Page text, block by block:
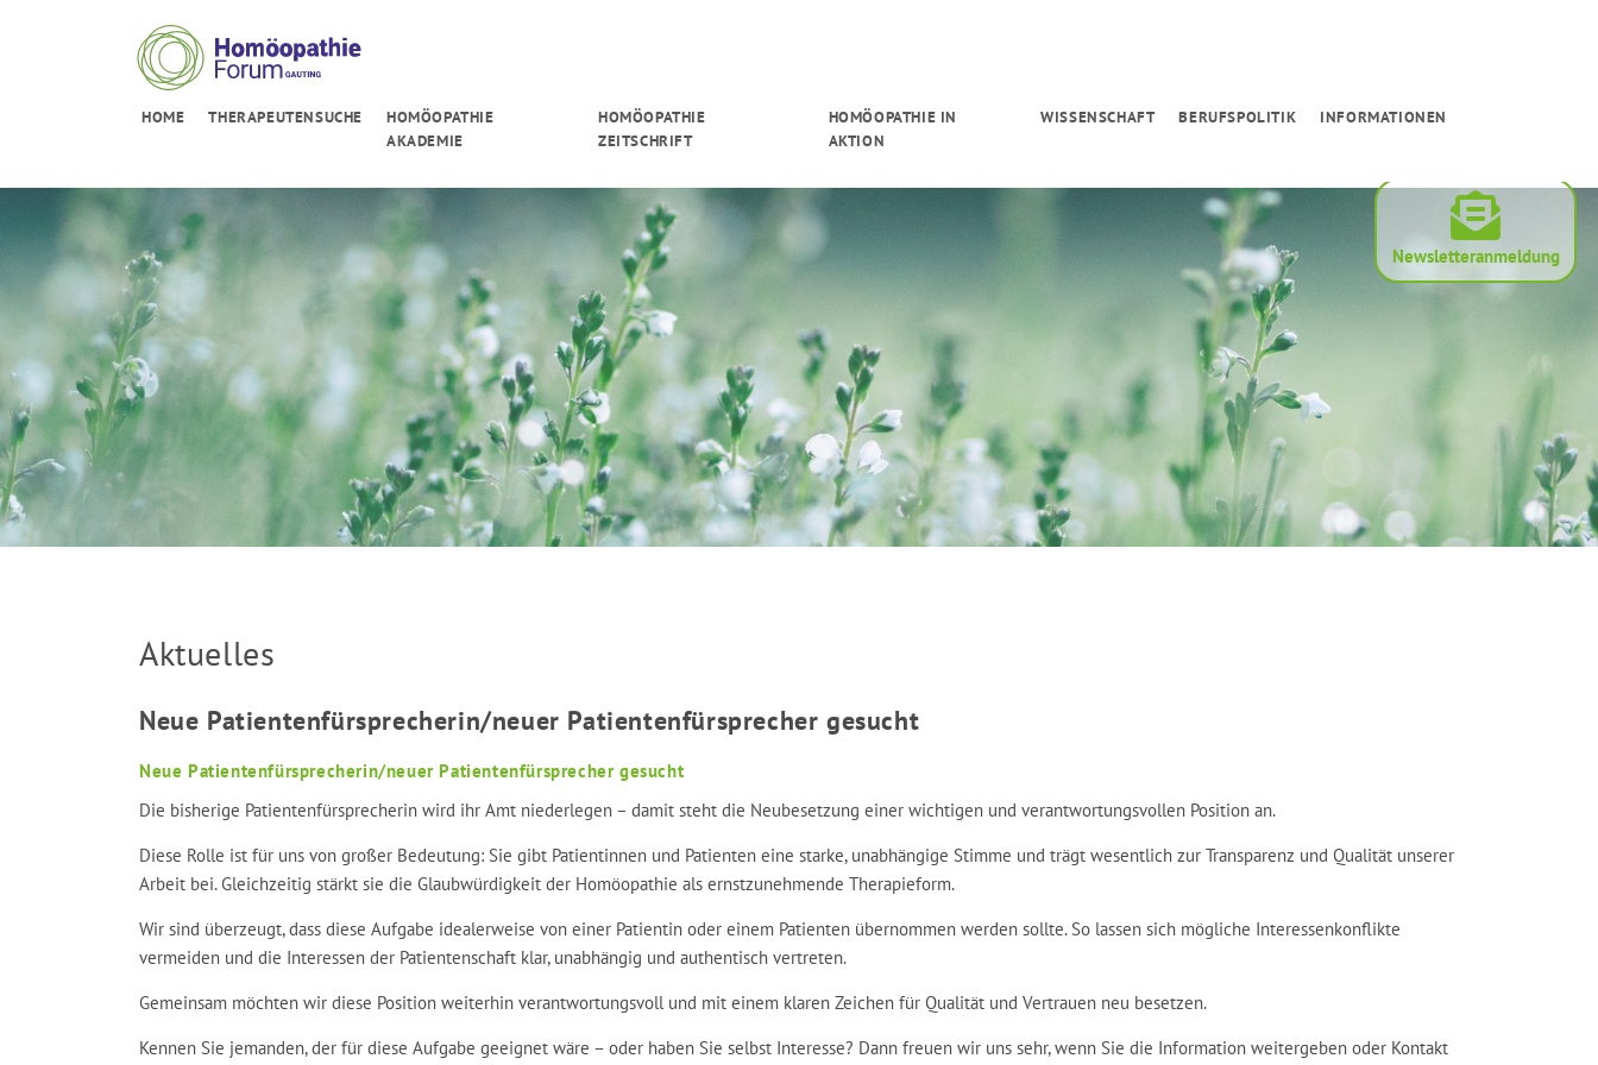
HOME THERAPEUTENSUCHE
HOMÖOPATHIE
AKADEMIE
HOMÖOPATHIE
ZEITSCHRIFT
HOMÖOPATHIE IN
AKTION
WISSENSCHAFT BERUFSPOLITIK INFORMATIONEN
Newsletteranmeldung
Aktuelles
Neue Patientenfürsprecherin/neuer Patientenfürsprecher gesucht
Neue Patientenfürsprecherin/neuer Patientenfürsprecher gesucht
Die bisherige Patientenfürsprecherin wird ihr Amt niederlegen – damit steht die Neubesetzung einer wichtigen und verantwortungsvollen Position an.
Diese Rolle ist für uns von großer Bedeutung: Sie gibt Patientinnen und Patienten eine starke, unabhängige Stimme und trägt wesentlich zur Transparenz und Qualität unserer
Arbeit bei. Gleichzeitig stärkt sie die Glaubwürdigkeit der Homöopathie als ernstzunehmende Therapieform.
Wir sind überzeugt, dass diese Aufgabe idealerweise von einer Patientin oder einem Patienten übernommen werden sollte. So lassen sich mögliche Interessenkonflikte
vermeiden und die Interessen der Patientenschaft klar, unabhängig und authentisch vertreten.
Gemeinsam möchten wir diese Position weiterhin verantwortungsvoll und mit einem klaren Zeichen für Qualität und Vertrauen neu besetzen.
Kennen Sie jemanden, der für diese Aufgabe geeignet wäre – oder haben Sie selbst Interesse? Dann freuen wir uns sehr, wenn Sie die Information weitergeben oder Kontakt